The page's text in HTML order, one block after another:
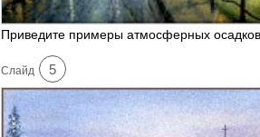
Приведите примеры атмосферных
Cлайд 5